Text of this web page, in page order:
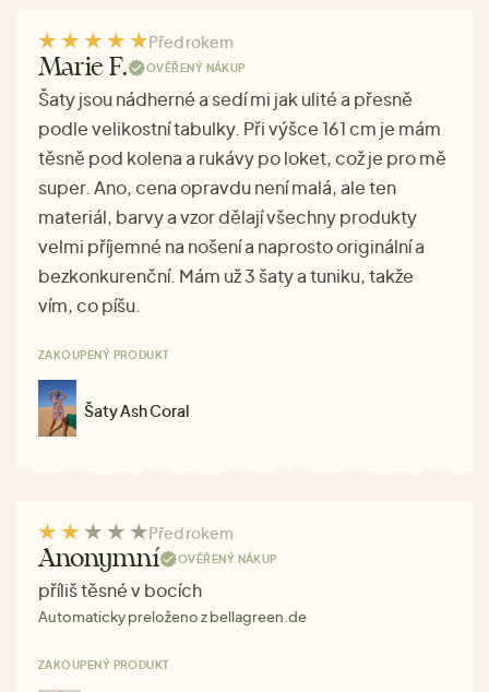
Před rokem
Marie F. OVĚŘENÝ NÁKUP
Šaty jsou nádherné a sedí mi jak ulité a přesně
podle velikostní tabulky. Při výšce 161 cm je mám
těsně pod kolena a rukávy po loket, což je pro mě
super. Ano, cena opravdu není malá, ale ten
materiál, barvy a vzor dělají všechny produkty
velmi příjemné na nošení a naprosto originální a
bezkonkurenční. Mám už 3 šaty a tuniku, takže
vím, co píšu.
ZAKOUPENÝ PRODUKT
Šaty Ash Coral
Před rokem
Anonymní OVĚŘENÝ NÁKUP
příliš těsné v bocích
Automaticky preloženo z bellagreen.de
ZAKOUPENÝ PRODUKT